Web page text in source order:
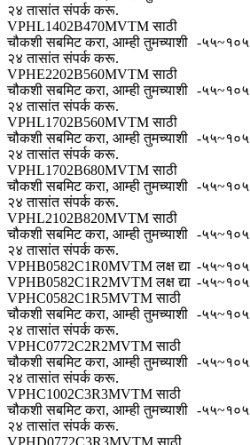
२४ तासांत संपर्क करू.
VPHL1402B470MVTM साठी
चौकशी सबमिट करा, आम्ही तुमच्याशी
२४ तासांत संपर्क करू.
-५५~१०५
VPHE2202B560MVTM साठी
चौकशी सबमिट करा, आम्ही तुमच्याशी
२४ तासांत संपर्क करू.
-५५~१०५
VPHL1702B560MVTM साठी
चौकशी सबमिट करा, आम्ही तुमच्याशी
२४ तासांत संपर्क करू.
-५५~१०५
VPHL1702B680MVTM साठी
चौकशी सबमिट करा, आम्ही तुमच्याशी
२४ तासांत संपर्क करू.
-५५~१०५
VPHL2102B820MVTM साठी
चौकशी सबमिट करा, आम्ही तुमच्याशी
२४ तासांत संपर्क करू.
-५५~१०५
VPHB0582C1R0MVTM लक्ष द्या -५५~१०५
VPHB0582C1R2MVTM लक्ष द्या -५५~१०५
VPHC0582C1R5MVTM साठी
चौकशी सबमिट करा, आम्ही तुमच्याशी
२४ तासांत संपर्क करू.
-५५~१०५
VPHC0772C2R2MVTM साठी
चौकशी सबमिट करा, आम्ही तुमच्याशी
२४ तासांत संपर्क करू.
-५५~१०५
VPHC1002C3R3MVTM साठी
चौकशी सबमिट करा, आम्ही तुमच्याशी
२४ तासांत संपर्क करू.
-५५~१०५
VPHD0772C3R3MVTM साठी